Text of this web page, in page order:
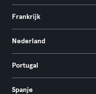
Frankrijk
Nederland
Portugal
Spanje